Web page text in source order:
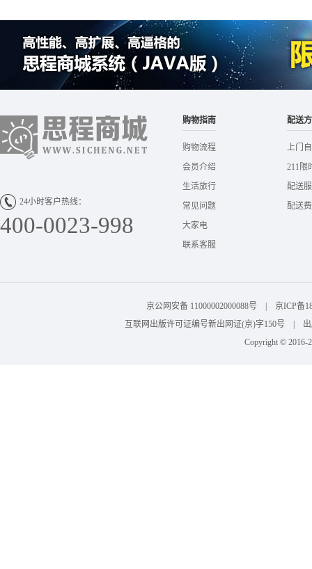
24小时客户热线：
400-0023-998
购物指南
购物流程
会员介绍
生活旅行
常见问题
大家电
联系客服
配送
上门
211限
配送
配送
京公网安备 11000002000088号 | 京ICP备
互联网出版许可证编号新出网证(京)字150号 |
Copyright © 2016-